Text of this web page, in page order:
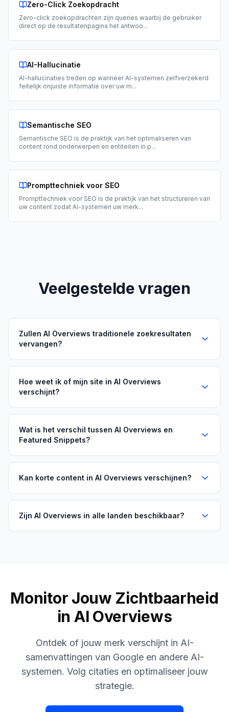
Zero-Click Zoekopdracht
Zero-click zoekopdrachten zijn queries waarbij de gebruiker
direct op de resultatenpagina het antwoo...
AI-Hallucinatie
AI-hallucinaties treden op wanneer AI-systemen zelfverzekerd
feitelijk onjuiste informatie over uw m...
Semantische SEO
Semantische SEO is de praktijk van het optimaliseren van
content rond onderwerpen en entiteiten in p...
Prompttechniek voor SEO
Prompttechniek voor SEO is de praktijk van het structureren van
uw content zodat AI-systemen uw merk...
Veelgestelde vragen
Zullen AI Overviews traditionele zoekresultaten
vervangen?
Hoe weet ik of mijn site in AI Overviews
verschijnt?
Wat is het verschil tussen AI Overviews en
Featured Snippets?
Kan korte content in AI Overviews verschijnen?
Zijn AI Overviews in alle landen beschikbaar?
Monitor Jouw Zichtbaarheid
in AI Overviews
Ontdek of jouw merk verschijnt in AI-
samenvattingen van Google en andere AI-
systemen. Volg citaties en optimaliseer jouw
strategie.